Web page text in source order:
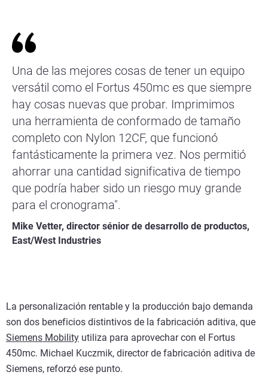
Una de las mejores cosas de tener un equipo
versátil como el Fortus 450mc es que siempre
hay cosas nuevas que probar. Imprimimos
una herramienta de conformado de tamaño
completo con Nylon 12CF, que funcionó
fantásticamente la primera vez. Nos permitió
ahorrar una cantidad significativa de tiempo
que podría haber sido un riesgo muy grande
para el cronograma".
Mike Vetter, director sénior de desarrollo de productos,
East/West Industries
La personalización rentable y la producción bajo demanda
son dos beneficios distintivos de la fabricación aditiva, que
Siemens Mobility utiliza para aprovechar con el Fortus
450mc. Michael Kuczmik, director de fabricación aditiva de
Siemens, reforzó ese punto.